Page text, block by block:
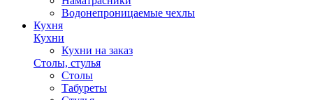
Водонепроницаемые чехлы
Кухня
Кухни
Кухни на заказ
Столы, стулья
Столы
Табуреты